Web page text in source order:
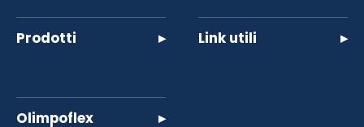
Prodotti ▸ Link utili ▸
Olimpoflex ▸